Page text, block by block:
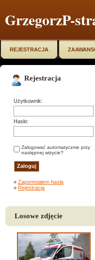
GrzegorzP-
REJESTRACJA
Rejestracja
Użytkownik:
Hasło:
Zalogować automatycznie przy
następnej wizycie?
» Zapomniałem hasła
» Rejestracja
Losowe zdjęcie